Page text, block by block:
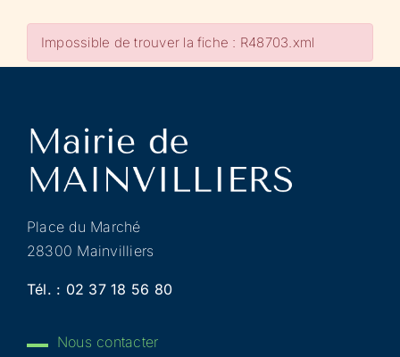
Impossible de trouver la fiche : R48703.xml
Place du Marché
28300 Mainvilliers
Tél. : 02 37 18 56 80
Nous contacter